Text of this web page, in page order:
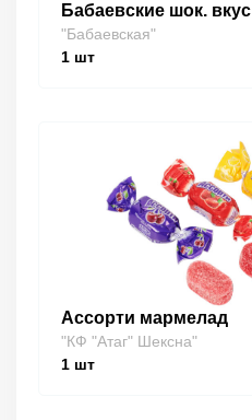
Бабаевские шок. вкус
"Бабаевская"
1 шт
Ассорти мармелад
"КФ "Атаг" Шексна"
1 шт